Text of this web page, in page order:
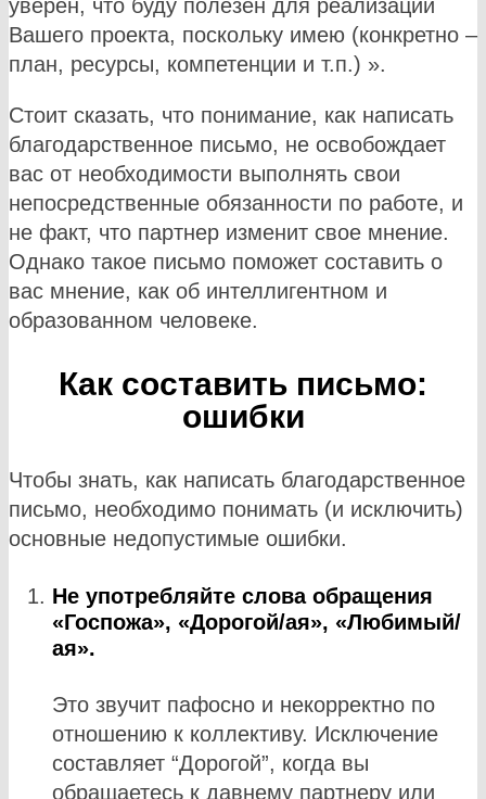
уверен, что буду полезен для реализации
Вашего проекта, поскольку имею (конкретно –
план, ресурсы, компетенции и т.п.) ».
Стоит сказать, что понимание, как написать
благодарственное письмо, не освобождает
вас от необходимости выполнять свои
непосредственные обязанности по работе, и
не факт, что партнер изменит свое мнение.
Однако такое письмо поможет составить о
вас мнение, как об интеллигентном и
образованном человеке.
Как составить письмо:
ошибки
Чтобы знать, как написать благодарственное
письмо, необходимо понимать (и исключить)
основные недопустимые ошибки.
Не употребляйте слова обращения
«Госпожа», «Дорогой/ая», «Любимый/
ая».
Это звучит пафосно и некорректно по
отношению к коллективу. Исключение
составляет “Дорогой”, когда вы
обращаетесь к давнему партнеру или